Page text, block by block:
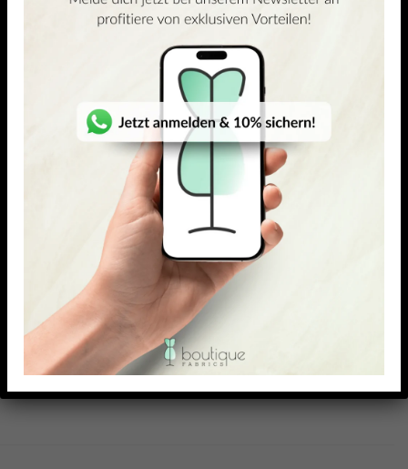
ÄHNLICHE PRODUKTE
out of 5
(7)
VISKOSE-ELASTAN JERSEY
Linta
€ 23,18 26,95 €
/ Meter
inkl. MwSt. zzgl.
Versandkosten
26,95
/ Meter
inkl. MwSt. zzgl.
Versandkosten